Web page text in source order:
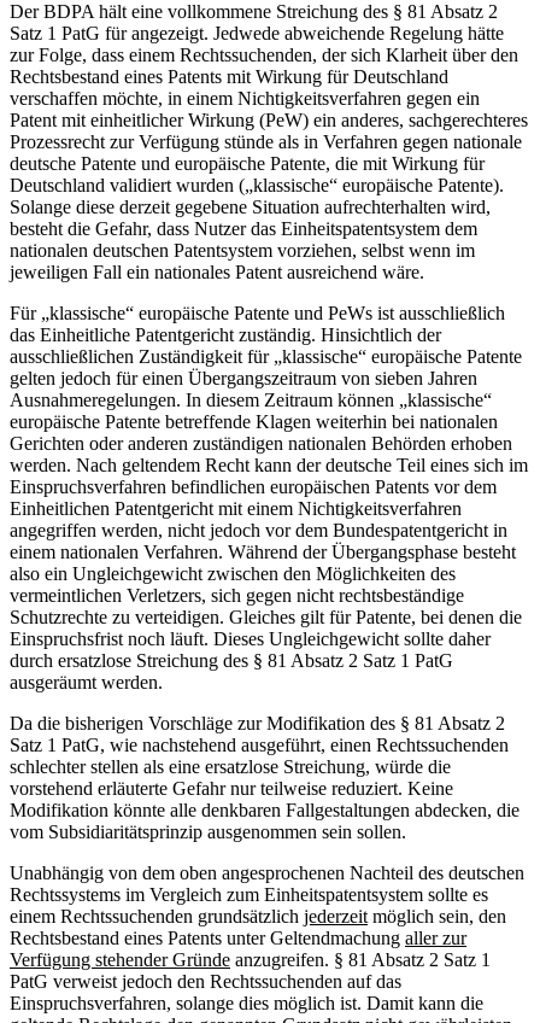
Der BDPA hält eine vollkommene Streichung des § 81 Absatz 2
Satz 1 PatG für angezeigt. Jedwede abweichende Regelung hätte
zur Folge, dass einem Rechtssuchenden, der sich Klarheit über den
Rechtsbestand eines Patents mit Wirkung für Deutschland
verschaffen möchte, in einem Nichtigkeitsverfahren gegen ein
Patent mit einheitlicher Wirkung (PeW) ein anderes, sachgerechteres
Prozessrecht zur Verfügung stünde als in Verfahren gegen nationale
deutsche Patente und europäische Patente, die mit Wirkung für
Deutschland validiert wurden („klassische“ europäische Patente).
Solange diese derzeit gegebene Situation aufrechterhalten wird,
besteht die Gefahr, dass Nutzer das Einheitspatentsystem dem
nationalen deutschen Patentsystem vorziehen, selbst wenn im
jeweiligen Fall ein nationales Patent ausreichend wäre.
Für „klassische“ europäische Patente und PeWs ist ausschließlich
das Einheitliche Patentgericht zuständig. Hinsichtlich der
ausschließlichen Zuständigkeit für „klassische“ europäische Patente
gelten jedoch für einen Übergangszeitraum von sieben Jahren
Ausnahmeregelungen. In diesem Zeitraum können „klassische“
europäische Patente betreffende Klagen weiterhin bei nationalen
Gerichten oder anderen zuständigen nationalen Behörden erhoben
werden. Nach geltendem Recht kann der deutsche Teil eines sich im
Einspruchsverfahren befindlichen europäischen Patents vor dem
Einheitlichen Patentgericht mit einem Nichtigkeitsverfahren
angegriffen werden, nicht jedoch vor dem Bundespatentgericht in
einem nationalen Verfahren. Während der Übergangsphase besteht
also ein Ungleichgewicht zwischen den Möglichkeiten des
vermeintlichen Verletzers, sich gegen nicht rechtsbeständige
Schutzrechte zu verteidigen. Gleiches gilt für Patente, bei denen die
Einspruchsfrist noch läuft. Dieses Ungleichgewicht sollte daher
durch ersatzlose Streichung des § 81 Absatz 2 Satz 1 PatG
ausgeräumt werden.
Da die bisherigen Vorschläge zur Modifikation des § 81 Absatz 2
Satz 1 PatG, wie nachstehend ausgeführt, einen Rechtssuchenden
schlechter stellen als eine ersatzlose Streichung, würde die
vorstehend erläuterte Gefahr nur teilweise reduziert. Keine
Modifikation könnte alle denkbaren Fallgestaltungen abdecken, die
vom Subsidiaritätsprinzip ausgenommen sein sollen.
Unabhängig von dem oben angesprochenen Nachteil des deutschen
Rechtssystems im Vergleich zum Einheitspatentsystem sollte es
einem Rechtssuchenden grundsätzlich jederzeit möglich sein, den
Rechtsbestand eines Patents unter Geltendmachung aller zur
Verfügung stehender Gründe anzugreifen. § 81 Absatz 2 Satz 1
PatG verweist jedoch den Rechtssuchenden auf das
Einspruchsverfahren, solange dies möglich ist. Damit kann die